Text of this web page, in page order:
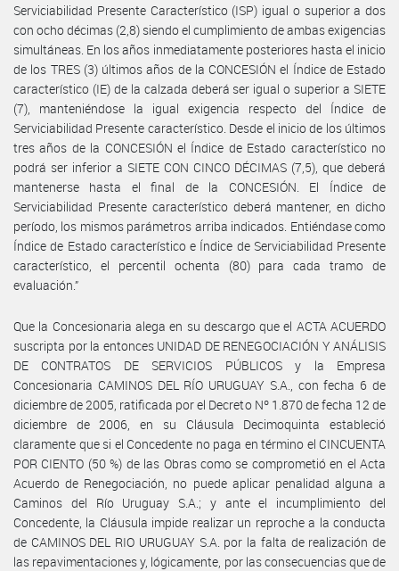
Serviciabilidad Presente Característico (ISP) igual o superior a dos
con ocho décimas (2,8) siendo el cumplimiento de ambas exigencias
simultáneas. En los años inmediatamente posteriores hasta el inicio
de los TRES (3) últimos años de la CONCESIÓN el Índice de Estado
característico (IE) de la calzada deberá ser igual o superior a SIETE
(7), manteniéndose la igual exigencia respecto del Índice de
Serviciabilidad Presente característico. Desde el inicio de los últimos
tres años de la CONCESIÓN el Índice de Estado característico no
podrá ser inferior a SIETE CON CINCO DÉCIMAS (7,5), que deberá
mantenerse hasta el final de la CONCESIÓN. El Índice de
Serviciabilidad Presente característico deberá mantener, en dicho
período, los mismos parámetros arriba indicados. Entiéndase como
Índice de Estado característico e Índice de Serviciabilidad Presente
característico, el percentil ochenta (80) para cada tramo de
evaluación.”
Que la Concesionaria alega en su descargo que el ACTA ACUERDO
suscripta por la entonces UNIDAD DE RENEGOCIACIÓN Y ANÁLISIS
DE CONTRATOS DE SERVICIOS PÚBLICOS y la Empresa
Concesionaria CAMINOS DEL RÍO URUGUAY S.A., con fecha 6 de
diciembre de 2005, ratificada por el Decreto Nº 1.870 de fecha 12 de
diciembre de 2006, en su Cláusula Decimoquinta estableció
claramente que si el Concedente no paga en término el CINCUENTA
POR CIENTO (50 %) de las Obras como se comprometió en el Acta
Acuerdo de Renegociación, no puede aplicar penalidad alguna a
Caminos del Río Uruguay S.A.; y ante el incumplimiento del
Concedente, la Cláusula impide realizar un reproche a la conducta
de CAMINOS DEL RIO URUGUAY S.A. por la falta de realización de
las repavimentaciones y, lógicamente, por las consecuencias que de